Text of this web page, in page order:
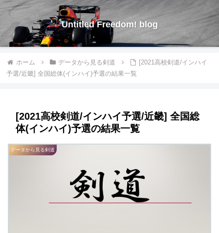
Untitled Freedom! blog
ホーム データから見る剣道
[2021高校剣道/インハイ
予選/近畿] 全国総体(インハイ)予選の結果一覧
[2021高校剣道/インハイ予選/近畿] 全国総
体(インハイ)予選の結果一覧
データから見る剣道